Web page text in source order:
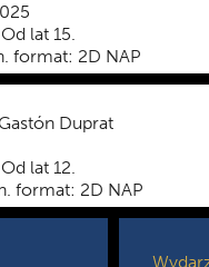
Od lat 15.
format: 2D NAP
Duprat
Od lat 12.
format: 2D NAP